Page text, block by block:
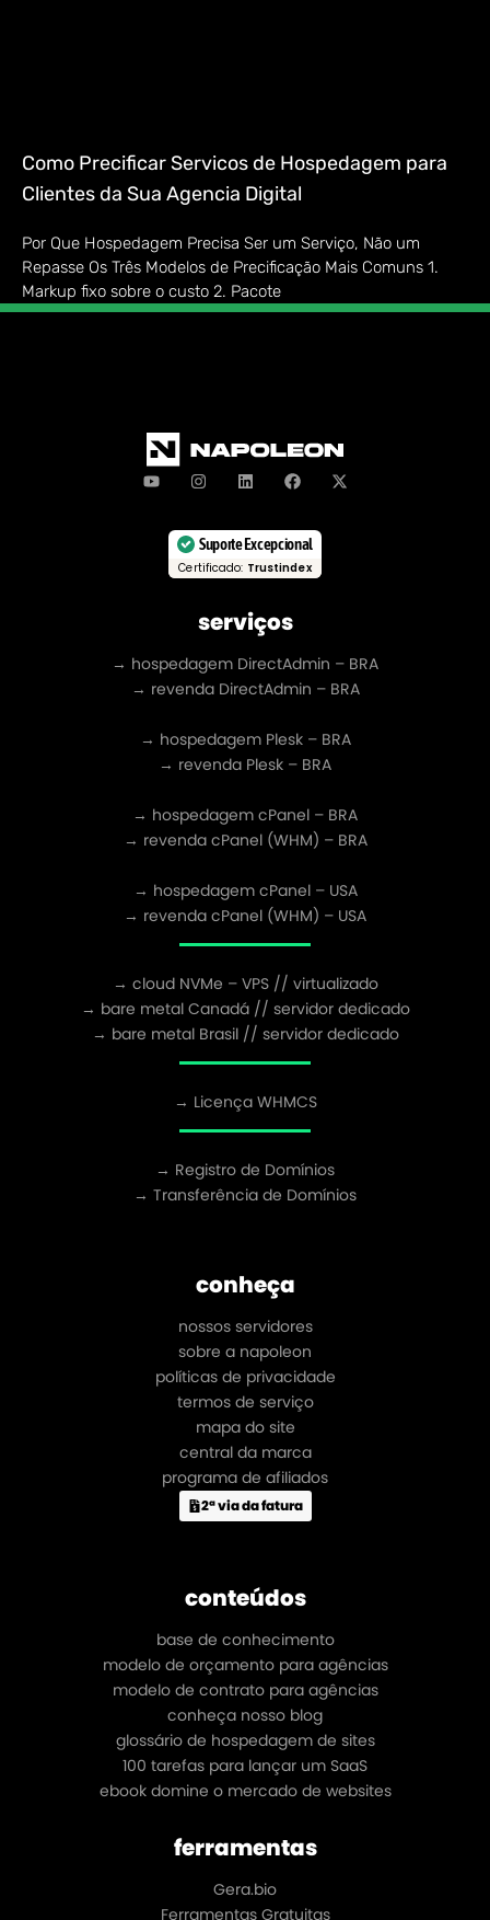
Como Precificar Servicos de Hospedagem para
Clientes da Sua Agencia Digital
Por Que Hospedagem Precisa Ser um Serviço, Não um
Repasse Os Três Modelos de Precificação Mais Comuns 1.
Markup fixo sobre o custo 2. Pacote
Suporte Excepcional
Certificado: Trustindex
serviços
→ hospedagem DirectAdmin – BRA
→ revenda DirectAdmin – BRA
→ hospedagem Plesk – BRA
→ revenda Plesk – BRA
→ hospedagem cPanel – BRA
→ revenda cPanel (WHM) – BRA
→ hospedagem cPanel – USA
→ revenda cPanel (WHM) – USA
→ cloud NVMe – VPS // virtualizado
→ bare metal Canadá // servidor dedicado
→ bare metal Brasil // servidor dedicado
→ Licença WHMCS
→ Registro de Domínios
→ Transferência de Domínios
conheça
nossos servidores
sobre a napoleon
políticas de privacidade
termos de serviço
mapa do site
central da marca
programa de afiliados
2ª via da fatura
conteúdos
base de conhecimento
modelo de orçamento para agências
modelo de contrato para agências
conheça nosso blog
glossário de hospedagem de sites
100 tarefas para lançar um SaaS
ebook domine o mercado de websites
ferramentas
Gera.bio
Ferramentas Gratuitas